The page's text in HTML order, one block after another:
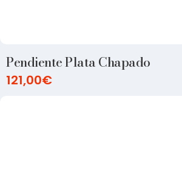
Pendiente Plata Chapado
121,00€